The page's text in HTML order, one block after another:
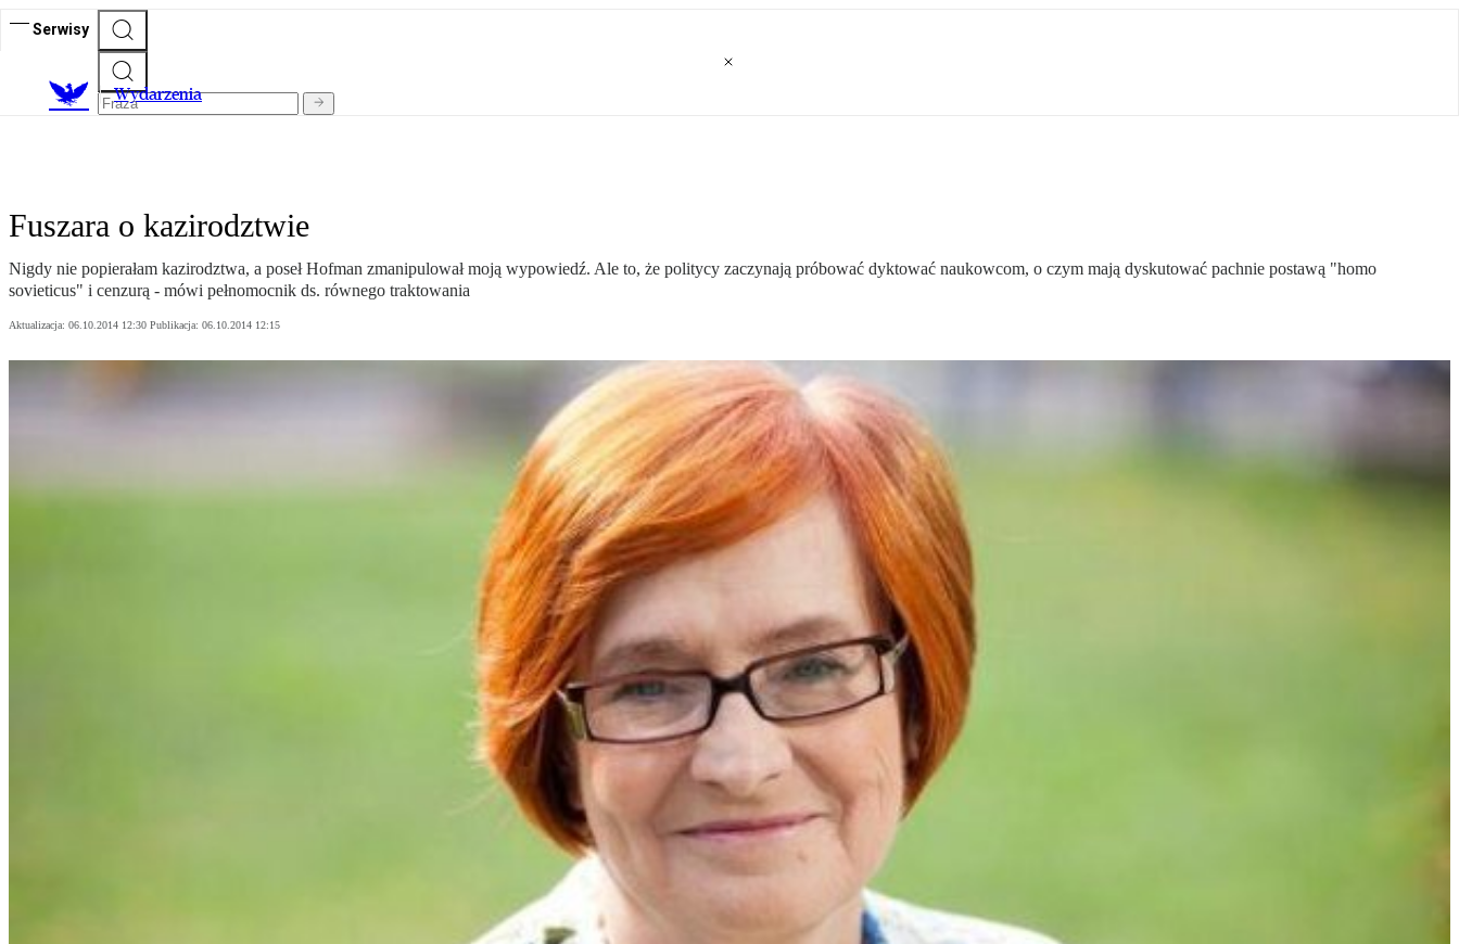
Serwisy
Wydarzenia
Fuszara o kazirodztwie
Nigdy nie popierałam kazirodztwa, a poseł Hofman zmanipulował moją wypowiedź. Ale to, że politycy zaczynają próbować dyktować naukowcom, o czym mają dyskutować pachnie postawą "homo
sovieticus" i cenzurą - mówi pełnomocnik ds. równego traktowania
Aktualizacja: 06.10.2014 12:30 Publikacja: 06.10.2014 12:15